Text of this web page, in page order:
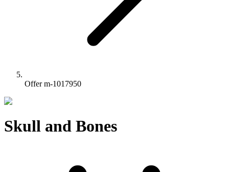
Offer m-1017950
Skull and Bones